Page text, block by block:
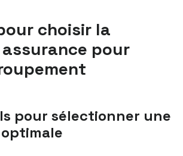
choisir la
pour
pour sélectionner une